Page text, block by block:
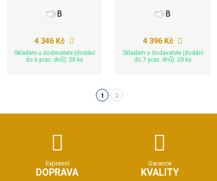
4 346 Kč
Skladem u dodavatele (dodání
do 6 prac. dnů): 20 ks
4 396 Kč
Skladem u dodavatele (dodání
do 7 prac. dnů): 20 ks
1(aktuální)
2
Expresní
DOPRAVA
Garance
KVALITY